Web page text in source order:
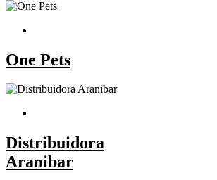
One Pets
Distribuidora
Aranibar